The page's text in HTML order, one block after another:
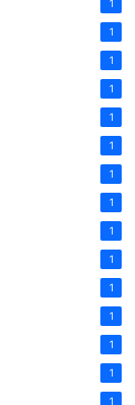
1
1
1
1
1
1
1
1
1
1
1
1
1
1
1